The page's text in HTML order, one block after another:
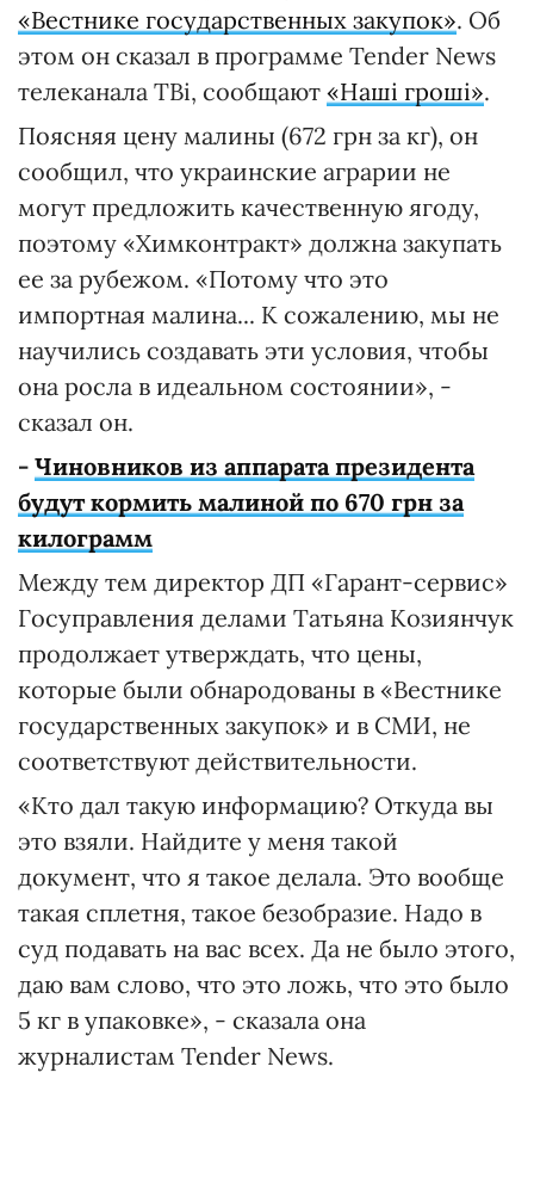
«Вестнике государственных закупок». Об
этом он сказал в программе Tender News
телеканала ТВi, сообщают «Наші гроші».
Поясняя цену малины (672 грн за кг), он
сообщил, что украинские аграрии не
могут предложить качественную ягоду,
поэтому «Химконтракт» должна закупать
ее за рубежом. «Потому что это
импортная малина... К сожалению, мы не
научились создавать эти условия, чтобы
она росла в идеальном состоянии», -
сказал он.
- Чиновников из аппарата президента
будут кормить малиной по 670 грн за
килограмм
Между тем директор ДП «Гарант-сервис»
Госуправления делами Татьяна Козиянчук
продолжает утверждать, что цены,
которые были обнародованы в «Вестнике
государственных закупок» и в СМИ, не
соответствуют действительности.
«Кто дал такую информацию? Откуда вы
это взяли. Найдите у меня такой
документ, что я такое делала. Это вообще
такая сплетня, такое безобразие. Надо в
суд подавать на вас всех. Да не было этого,
даю вам слово, что это ложь, что это было
5 кг в упаковке», - сказала она
журналистам Tender News.